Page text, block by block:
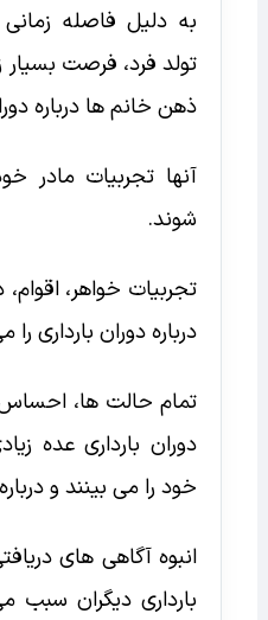
به دلیل فاصله زمانی
تولد فرد، فرصت بسیار
ذهن خانم ها درباره
آنها تجربیات مادر
شوند.
تجربیات خواهر،
درباره دوران بارداری
تمام حالت ها،
دوران بارداری عده
خود را می بینند و
انبوه آگاهی های
بارداری دیگران سبب